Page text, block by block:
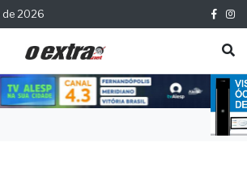
de 2026